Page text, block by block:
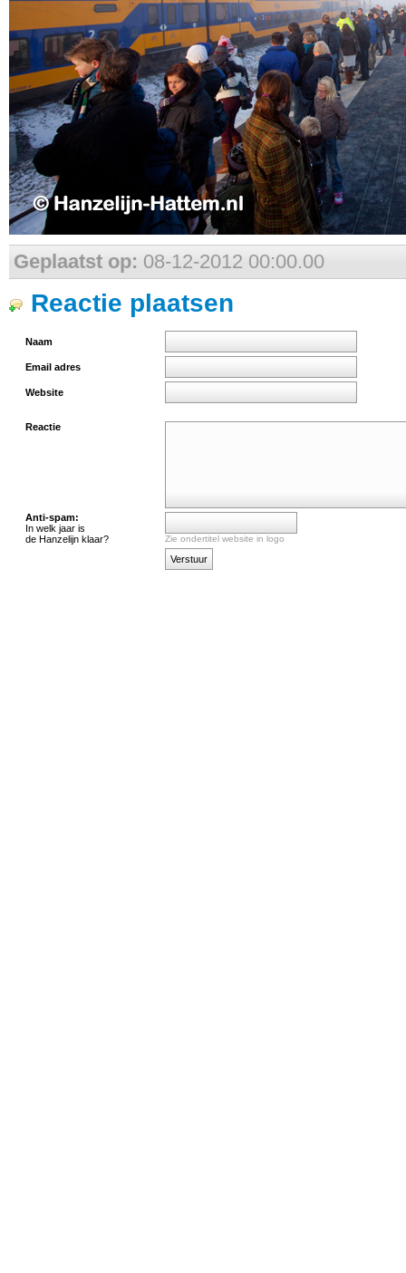
Geplaatst op: 08-12-2012 00:00.00
Reactie plaatsen
Naam
Email adres
Website
Reactie
Anti-spam:
In welk jaar is
de Hanzelijn klaar?
Zie ondertitel website in logo